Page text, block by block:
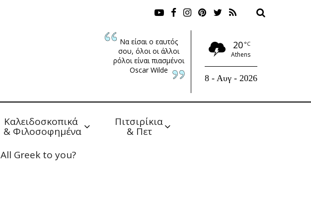
Να είσαι ο εαυτός
σου, όλοι οι άλλοι
ρόλοι είναι πιασμένοι
Oscar Wilde
20 °C
Athens
8 - Αυγ - 2026
Καλειδοσκοπικά
& Φιλοσοφημένα
Πιτσιρίκια
& Πετ
All Greek to you?